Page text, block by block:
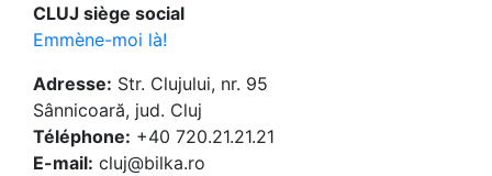
CLUJ siège social
Emmène-moi là!
Adresse: Str. Clujului, nr. 95
Sânnicoară, jud. Cluj
Téléphone: +40 720.21.21.21
E-mail: cluj@bilka.ro